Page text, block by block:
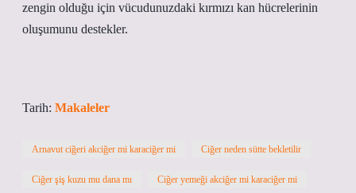
zengin olduğu için vücudunuzdaki kırmızı kan hücrelerinin
oluşumunu destekler.
Tarih: Makaleler
Arnavut ciğeri akciğer mi karaciğer mi Ciğer neden sütte bekletilir
Ciğer şiş kuzu mu dana mı Ciğer yemeği akciğer mi karaciğer mi